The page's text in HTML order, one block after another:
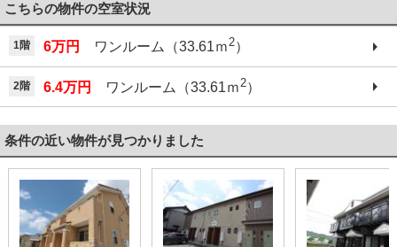
こちらの物件の空室状況
1階 6万円 ワンルーム（33.61ｍ2）
2階 6.4万円 ワンルーム（33.61ｍ 2）
条件の近い物件が見つかりました